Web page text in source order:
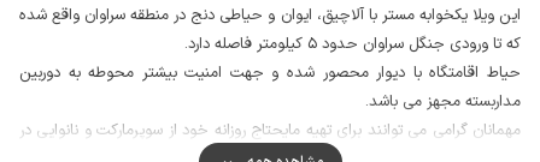
این ویلا یکخوابه مستر با آلاچیق، ایوان و حیاطی دنج در منطقه سراوان واقع شده
که تا ورودی جنگل سراوان حدود 5 کیلومتر فاصله دارد.
حیاط اقامتگاه با دیوار محصور شده و جهت امنیت بیشتر محوطه به دوربین
مداربسته مجهز می باشد.
مهمانان گرامی می توانند برای تهیه مایحتاج روزانه خود از سوپرمارکت و نانوایی در